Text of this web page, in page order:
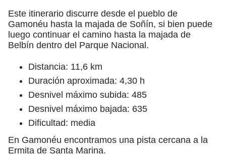
Este itinerario discurre desde el pueblo de
Gamonéu hasta la majada de Soñín, si bien puede
luego continuar el camino hasta la majada de
Belbín dentro del Parque Nacional.
Distancia: 11,6 km
Duración aproximada: 4,30 h
Desnivel máximo subida: 485
Desnivel máximo bajada: 635
Dificultad: media
En Gamonéu encontramos una pista cercana a la
Ermita de Santa Marina.